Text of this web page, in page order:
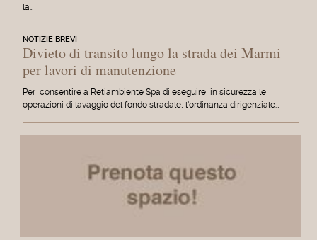
la…
NOTIZIE BREVI
Divieto di transito lungo la strada dei Marmi
per lavori di manutenzione
Per consentire a Retiambiente Spa di eseguire in sicurezza le
operazioni di lavaggio del fondo stradale, l'ordinanza dirigenziale…